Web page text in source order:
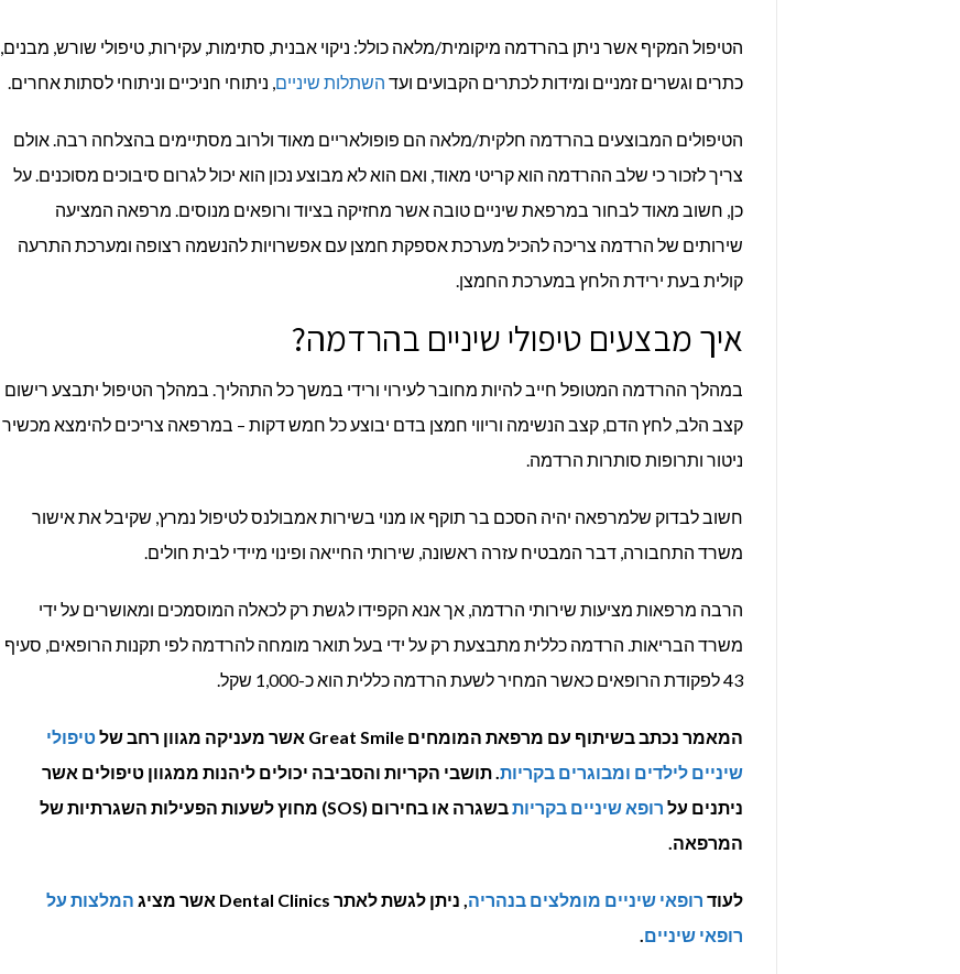
הטיפול המקיף אשר ניתן בהרדמה מיקומית/מלאה כולל: ניקוי אבנית, סתימות, עקירות, טיפולי שורש, מבנים,
כתרים וגשרים זמניים ומידות לכתרים הקבועים ועד השתלות שיניים, ניתוחי חניכיים וניתוחי לסתות אחרים.
הטיפולים המבוצעים בהרדמה חלקית/מלאה הם פופולאריים מאוד ולרוב מסתיימים בהצלחה רבה. אולם
צריך לזכור כי שלב ההרדמה הוא קריטי מאוד, ואם הוא לא מבוצע נכון הוא יכול לגרום סיבוכים מסוכנים. על
כן, חשוב מאוד לבחור במרפאת שיניים טובה אשר מחזיקה בציוד ורופאים מנוסים. מרפאה המציעה
שירותים של הרדמה צריכה להכיל מערכת אספקת חמצן עם אפשרויות להנשמה רצופה ומערכת התרעה
קולית בעת ירידת הלחץ במערכת החמצן.
איך מבצעים טיפולי שיניים בהרדמה?
במהלך ההרדמה המטופל חייב להיות מחובר לעירוי ורידי במשך כל התהליך. במהלך הטיפול יתבצע רישום
קצב הלב, לחץ הדם, קצב הנשימה וריווי חמצן בדם יבוצע כל חמש דקות – במרפאה צריכים להימצא מכשיר
ניטור ותרופות סותרות הרדמה.
חשוב לבדוק שלמרפאה יהיה הסכם בר תוקף או מנוי בשירות אמבולנס לטיפול נמרץ, שקיבל את אישור
משרד התחבורה, דבר המבטיח עזרה ראשונה, שירותי החייאה ופינוי מיידי לבית חולים.
הרבה מרפאות מציעות שירותי הרדמה, אך אנא הקפידו לגשת רק לכאלה המוסמכים ומאושרים על ידי
משרד הבריאות. הרדמה כללית מתבצעת רק על ידי בעל תואר מומחה להרדמה לפי תקנות הרופאים, סעיף
43 לפקודת הרופאים כאשר המחיר לשעת הרדמה כללית הוא כ-1,000 שקל.
המאמר נכתב בשיתוף עם מרפאת המומחים Great Smile אשר מעניקה מגוון רחב של
טיפולי
שיניים לילדים ומבוגרים בקריות. תושבי הקריות והסביבה יכולים ליהנות ממגוון טיפולים אשר
ניתנים על רופא שיניים בקריות
בשגרה או בחירום (SOS) מחוץ לשעות הפעילות השגרתיות של
המרפאה.
לעוד רופאי שיניים מומלצים בנהריה, ניתן לגשת לאתר Dental Clinics אשר מציג
המלצות על
רופאי שיניים.